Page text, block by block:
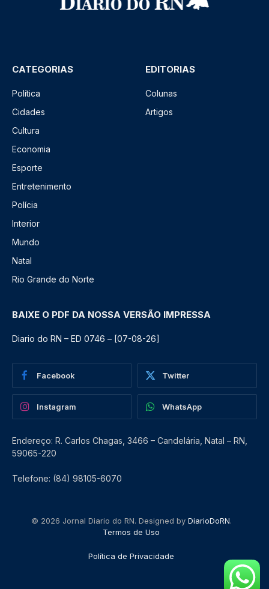
CATEGORIAS
Política
Cidades
Cultura
Economia
Esporte
Entretenimento
Polícia
Interior
Mundo
Natal
Rio Grande do Norte
EDITORIAS
Colunas
Artigos
BAIXE O PDF DA NOSSA VERSÃO IMPRESSA
Diario do RN – ED 0746 – [07-08-26]
Facebook Twitter
Instagram WhatsApp
Endereço: R. Carlos Chagas, 3466 – Candelária, Natal – RN,
59065-220
Telefone: (84) 98105-6070
© 2026 Jornal Diario do RN. Designed by DiarioDoRN.
Termos de Uso
Política de Privacidade